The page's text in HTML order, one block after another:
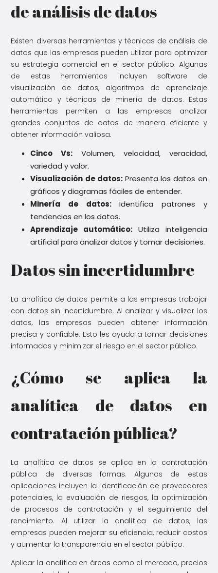
de análisis de datos
Existen diversas herramientas y técnicas de análisis de
datos que las empresas pueden utilizar para optimizar
su estrategia comercial en el sector público. Algunas
de estas herramientas incluyen software de
visualización de datos, algoritmos de aprendizaje
automático y técnicas de minería de datos. Estas
herramientas permiten a las empresas analizar
grandes conjuntos de datos de manera eficiente y
obtener información valiosa.
Cinco Vs: Volumen, velocidad, veracidad,
variedad y valor.
Visualización de datos:Presenta los datos en
gráficos y diagramas fáciles de entender.
Minería de datos:Identifica patrones y
tendencias en los datos.
Aprendizaje automático: Utiliza inteligencia
artificial para analizar datos y tomar decisiones.
Datos sin incertidumbre
La analítica de datos permite a las empresas trabajar
con datos sin incertidumbre. Al analizar y visualizar los
datos, las empresas pueden obtener información
precisa y confiable. Esto les ayuda a tomar decisiones
informadas y minimizar el riesgo en el sector público.
¿Cómo se aplica la
analítica de datos en
contratación pública?
La analítica de datos se aplica en la contratación
pública de diversas formas. Algunas de estas
aplicaciones incluyen la identificación de proveedores
potenciales, la evaluación de riesgos, la optimización
de procesos de contratación y el seguimiento del
rendimiento. Al utilizar la analítica de datos, las
empresas pueden mejorar su eficiencia, reducir costos
y aumentar la transparencia en el sector público.
Aplicar la analítica en áreas como el mercado, precios